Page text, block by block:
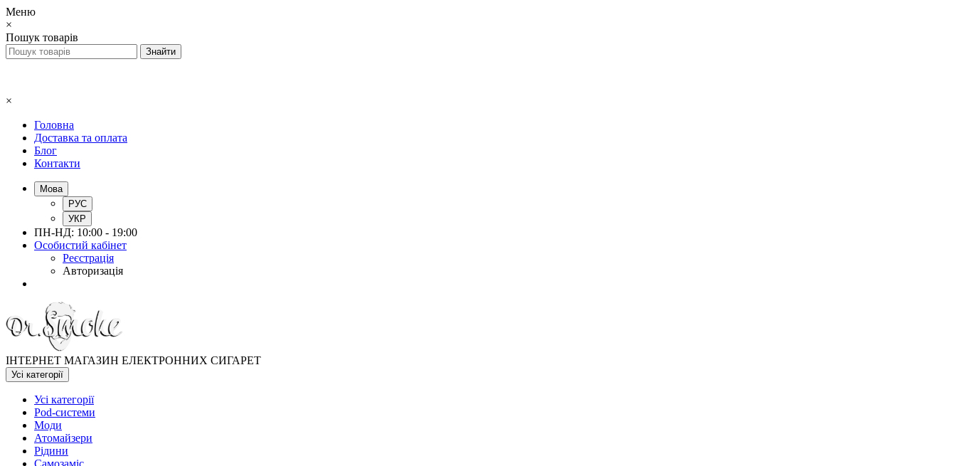
Меню
×
Пошук товарів
×
Головна
Доставка та оплата
Блог
Контакти
Мова
РУС
УКР
ПН-НД: 10:00 - 19:00
Особистий кабінет
Реєстрація
Авторизація
ІНТЕРНЕТ МАГАЗИН ЕЛЕКТРОННИХ СИГАРЕТ
Усі категорії
Усі категорії
Pod-системи
Моди
Атомайзери
Рідини
Самозаміс